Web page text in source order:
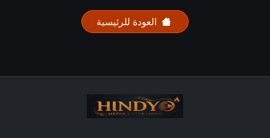
العودة للرئيسية